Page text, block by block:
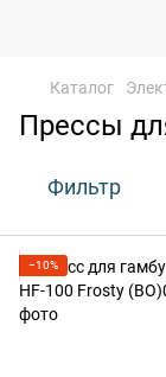
Каталог
Прессы
Фильтр
−10%